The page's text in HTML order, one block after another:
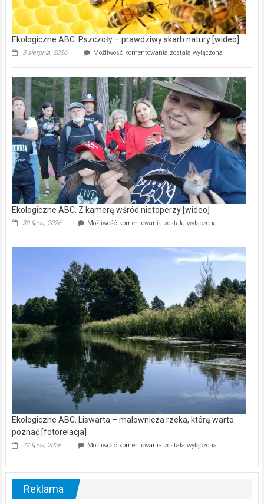
ścieków
[wideo]
Ekologiczne ABC. Pszczoły – prawdziwy skarb natury [wideo]
3 sierpnia, 2026 Możliwość komentowania Ekologiczne
–
prawdziwy
skarb
natury
[wideo]
została wyłączona
Ekologiczne ABC. Z kamerą wśród nietoperzy [wideo]
30 lipca, 2026 Możliwość komentowania Ekologiczne
kamerą
wśród
została wyłączona
Ekologiczne ABC. Liswarta – malownicza rzeka, którą warto
poznać [fotorelacja]
22 lipca, 2026 Możliwość komentowania Ekologiczne
–
została wyłączona
Reklama